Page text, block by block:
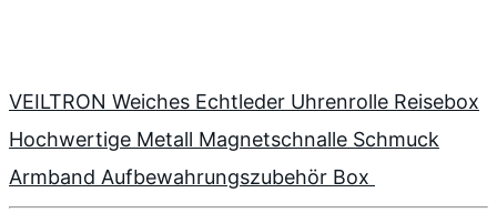
VEILTRON Weiches Echtleder Uhrenrolle Reisebox
Hochwertige Metall Magnetschnalle Schmuck
Armband Aufbewahrungszubehör Box